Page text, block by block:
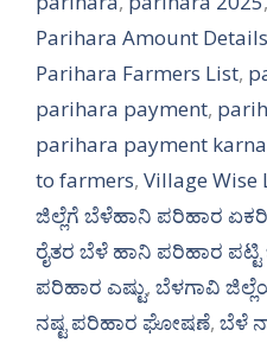
Parihara Amount Details
Parihara Farmers List,
parihara payment,
parihara payment
to farmers, Village Wise
ಜಿಲ್ಲೆಗೆ ಬೆಳೆಹಾನಿ ಪರಿಹಾರ
ರೈತರ ಬೆಳೆ ಹಾನಿ ಪರಿಹಾರ
ಪರಿಹಾರ ಎಷ್ಟು, ಬೆಳಗಾವಿ
ನಷ್ಟ ಪರಿಹಾರ ಘೋಷಣೆ, ಬೆಳೆ